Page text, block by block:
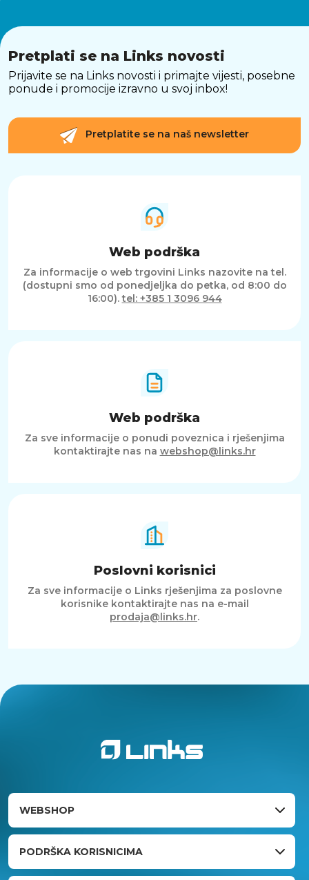
Pretplati se na Links novosti
Prijavite se na Links novosti i primajte vijesti, posebne
ponude i promocije izravno u svoj inbox!
Pretplatite se na naš newsletter
Web podrška
Za informacije o web trgovini Links nazovite na tel.
(dostupni smo od ponedjeljka do petka, od 8:00 do
16:00).tel: +385 1 3096 944
Web podrška
Za sve informacije o ponudi poveznica i rješenjima
kontaktirajte nas na webshop@links.hr
Poslovni korisnici
Za sve informacije o Links rješenjima za poslovne
korisnike kontaktirajte nas na e-mail
prodaja@links.hr.
WEBSHOP
PODRŠKA KORISNICIMA